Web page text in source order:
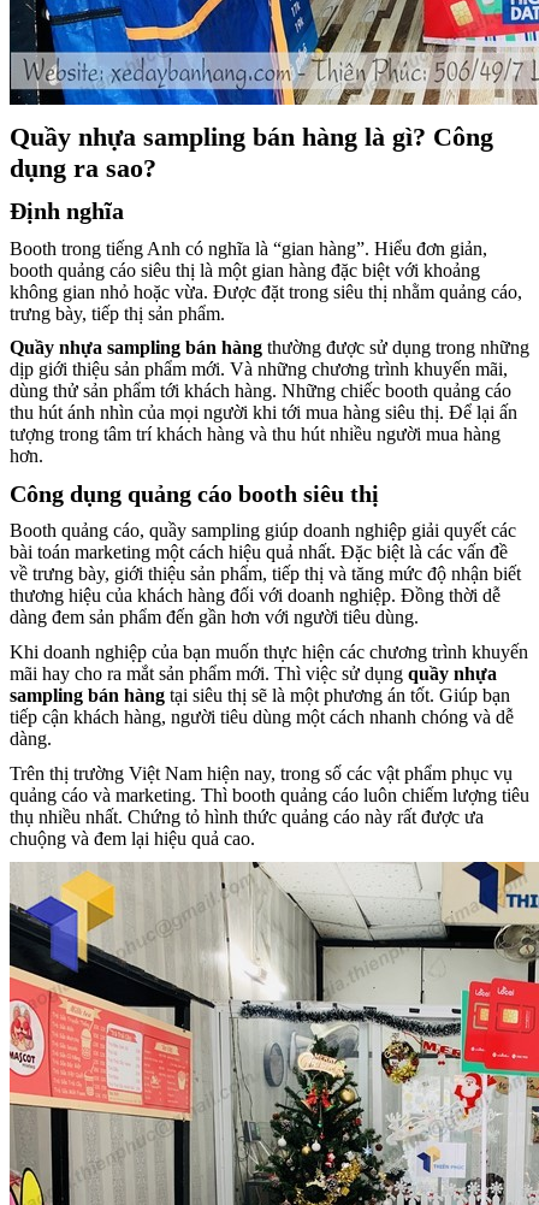
Quầy nhựa sampling bán hàng là gì? Công
dụng ra sao?
Định nghĩa
Booth trong tiếng Anh có nghĩa là “gian hàng”. Hiểu đơn giản,
booth quảng cáo siêu thị là một gian hàng đặc biệt với khoảng
không gian nhỏ hoặc vừa. Được đặt trong siêu thị nhằm quảng cáo,
trưng bày, tiếp thị sản phẩm.
Quầy nhựa sampling bán hàng thường được sử dụng trong những
dịp giới thiệu sản phẩm mới. Và những chương trình khuyến mãi,
dùng thử sản phẩm tới khách hàng. Những chiếc booth quảng cáo
thu hút ánh nhìn của mọi người khi tới mua hàng siêu thị. Để lại ấn
tượng trong tâm trí khách hàng và thu hút nhiều người mua hàng
hơn.
Công dụng quảng cáo booth siêu thị
Booth quảng cáo, quầy sampling giúp doanh nghiệp giải quyết các
bài toán marketing một cách hiệu quả nhất. Đặc biệt là các vấn đề
về trưng bày, giới thiệu sản phẩm, tiếp thị và tăng mức độ nhận biết
thương hiệu của khách hàng đối với doanh nghiệp. Đồng thời dễ
dàng đem sản phẩm đến gần hơn với người tiêu dùng.
Khi doanh nghiệp của bạn muốn thực hiện các chương trình khuyến
mãi hay cho ra mắt sản phẩm mới. Thì việc sử dụng quầy nhựa
sampling bán hàng tại siêu thị sẽ là một phương án tốt. Giúp bạn
tiếp cận khách hàng, người tiêu dùng một cách nhanh chóng và dễ
dàng.
Trên thị trường Việt Nam hiện nay, trong số các vật phẩm phục vụ
quảng cáo và marketing. Thì booth quảng cáo luôn chiếm lượng tiêu
thụ nhiều nhất. Chứng tỏ hình thức quảng cáo này rất được ưa
chuộng và đem lại hiệu quả cao.